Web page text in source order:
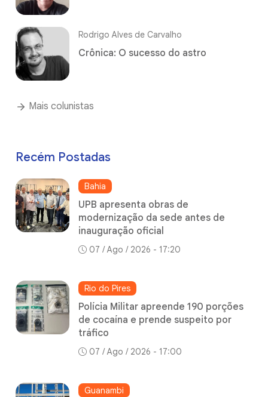
Rodrigo Alves de Carvalho
Crônica: O sucesso do astro
Mais colunistas
Recém Postadas
Bahia
UPB apresenta obras de
modernização da sede antes de
inauguração oficial
07 / Ago / 2026 - 17:20
Rio do Pires
Polícia Militar apreende 190 porções
de cocaína e prende suspeito por
tráfico
07 / Ago / 2026 - 17:00
Guanambi